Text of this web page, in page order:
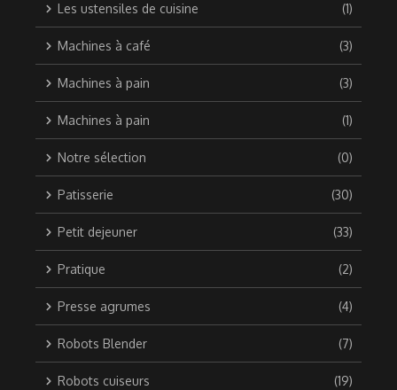
Les ustensiles de cuisine (1)
Machines à café (3)
Machines à pain (3)
Machines à pain (1)
Notre sélection (0)
Patisserie (30)
Petit dejeuner (33)
Pratique (2)
Presse agrumes (4)
Robots Blender (7)
Robots cuiseurs (19)